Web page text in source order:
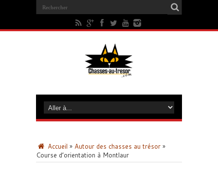
Accueil » Autour des chasses au trésor »
Course d’orientation à Montlaur